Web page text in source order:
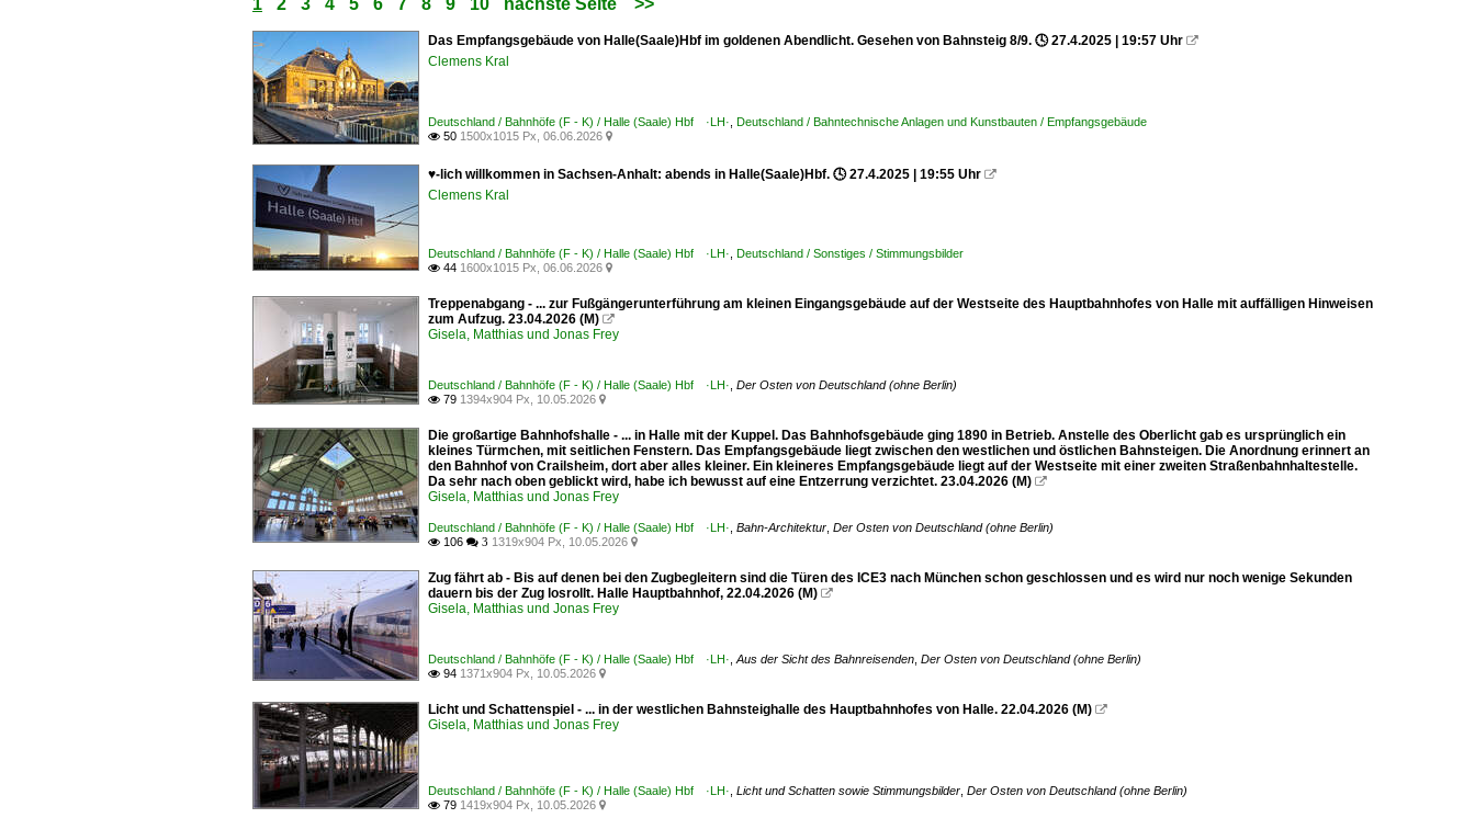
1 2 3 4 5 6 7 8 9 10 nächste Seite >>
Das Empfangsgebäude von Halle(Saale)Hbf im goldenen Abendlicht. Gesehen von Bahnsteig 8/9. 🕓 27.4.2025 | 19:57 Uhr 
Clemens Kral
Deutschland / Bahnhöfe (F - K) / Halle (Saale) Hbf ·LH· Deutschland / Bahntechnische Anlagen und Kunstbauten / Empfangsgebäude
 50 1500x1015 Px, 06.06.2026 
♥️-lich willkommen in Sachsen-Anhalt: abends in Halle(Saale)Hbf. 🕓 27.4.2025 | 19:55 Uhr 
Clemens Kral
Deutschland / Bahnhöfe (F - K) / Halle (Saale) Hbf ·LH· Deutschland / Sonstiges / Stimmungsbilder
 44 1600x1015 Px, 06.06.2026 
Treppenabgang - ... zur Fußgängerunterführung am kleinen Eingangsgebäude auf der Westseite des Hauptbahnhofes von Halle mit auffälligen Hinweisen
zum Aufzug. 23.04.2026 (M) 
Gisela, Matthias und Jonas Frey
Deutschland / Bahnhöfe (F - K) / Halle (Saale) Hbf ·LH· Der Osten von Deutschland (ohne Berlin)
 79 1394x904 Px, 10.05.2026 
Die großartige Bahnhofshalle - ... in Halle mit der Kuppel. Das Bahnhofsgebäude ging 1890 in Betrieb. Anstelle des Oberlicht gab es ursprünglich ein
kleines Türmchen, mit seitlichen Fenstern. Das Empfangsgebäude liegt zwischen den westlichen und östlichen Bahnsteigen. Die Anordnung erinnert an
den Bahnhof von Crailsheim, dort aber alles kleiner. Ein kleineres Empfangsgebäude liegt auf der Westseite mit einer zweiten Straßenbahnhaltestelle.
Da sehr nach oben geblickt wird, habe ich bewusst auf eine Entzerrung verzichtet. 23.04.2026 (M) 
Gisela, Matthias und Jonas Frey
Deutschland / Bahnhöfe (F - K) / Halle (Saale) Hbf ·LH· Bahn-Architektur Der Osten von Deutschland (ohne Berlin)
 106  3 1319x904 Px, 10.05.2026 
Zug fährt ab - Bis auf denen bei den Zugbegleitern sind die Türen des ICE3 nach München schon geschlossen und es wird nur noch wenige Sekunden
dauern bis der Zug losrollt. Halle Hauptbahnhof, 22.04.2026 (M) 
Gisela, Matthias und Jonas Frey
Deutschland / Bahnhöfe (F - K) / Halle (Saale) Hbf ·LH· Aus der Sicht des Bahnreisenden Der Osten von Deutschland (ohne Berlin)
 94 1371x904 Px, 10.05.2026 
Licht und Schattenspiel - ... in der westlichen Bahnsteighalle des Hauptbahnhofes von Halle. 22.04.2026 (M) 
Gisela, Matthias und Jonas Frey
Deutschland / Bahnhöfe (F - K) / Halle (Saale) Hbf ·LH· Licht und Schatten sowie Stimmungsbilder Der Osten von Deutschland (ohne Berlin)
 79 1419x904 Px, 10.05.2026 